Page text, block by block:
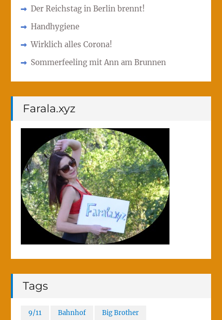
Der Reichstag in Berlin brennt!
Handhygiene
Wirklich alles Corona!
Sommerfeeling mit Ann am Brunnen
Farala.xyz
Tags
9/11 Bahnhof Big Brother